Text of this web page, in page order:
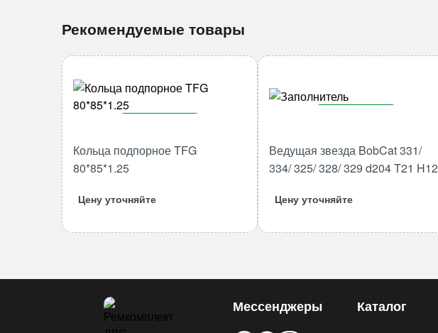
Рекомендуемые товары
Количество
80*85*1.25
Кольца подпорное TFG
80*85*1.25
Цену уточняйте
Количество
товара
Ведущая
328/
d204
Ведущая звезда BobCat 331/
334/ 325/ 328/ 329 d204 T21 H12
Цену уточняйте
Мессенджеры Каталог